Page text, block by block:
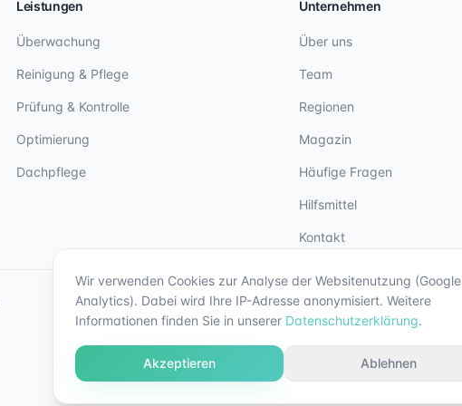
Wir verwenden Cookies zur Analyse der Websitenutzung (Google
Analytics). Dabei wird Ihre IP-Adresse anonymisiert. Weitere
Informationen finden Sie in unserer Datenschutzerklärung.
Akzeptieren Ablehnen
Leistungen
Überwachung
Reinigung & Pflege
Prüfung & Kontrolle
Optimierung
Dachpflege
Unternehmen
Über uns
Team
Regionen
Magazin
Häufige Fragen
Hilfsmittel
Kontakt